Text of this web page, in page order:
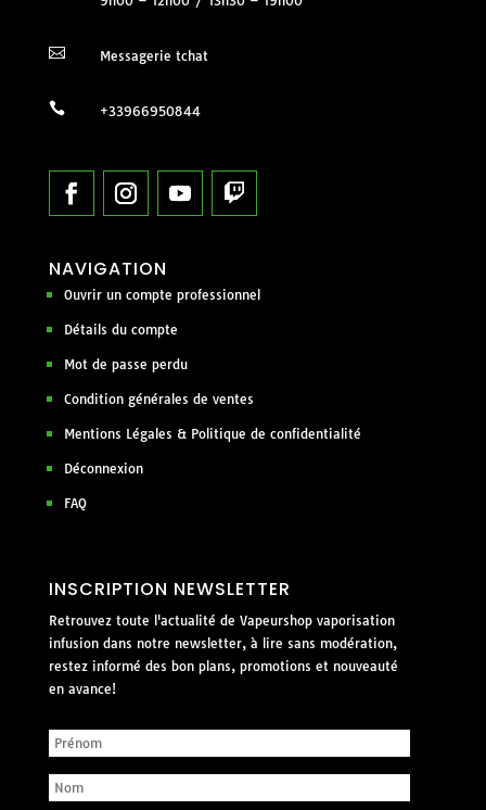
 Messagerie tchat
 +33966950844
NAVIGATION
Ouvrir un compte professionnel
Détails du compte
Mot de passe perdu
Condition générales de ventes
Mentions Légales & Politique de confidentialité
Déconnexion
FAQ
INSCRIPTION NEWSLETTER
Retrouvez toute l'actualité de Vapeurshop vaporisation
infusion dans notre newsletter, à lire sans modération,
restez informé des bon plans, promotions et nouveauté
en avance!